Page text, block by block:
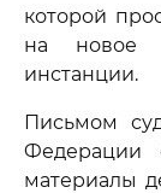
которой
на новое
инстанции.
Письмом
Федерации
материалы